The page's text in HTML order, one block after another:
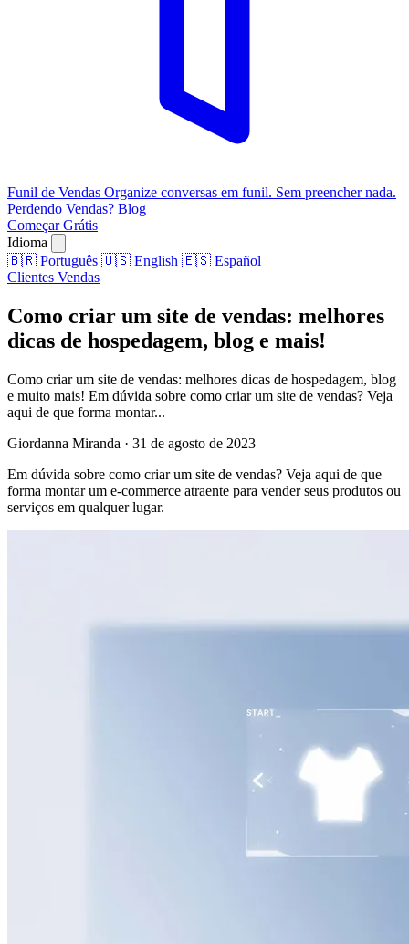
Funil de Vendas Organize conversas em funil. Sem preencher nada.
Perdendo Vendas? Blog
Começar Grátis
Idioma
🇧🇷 Português 🇺🇸 English 🇪🇸 Español
Clientes Vendas
Como criar um site de vendas: melhores
dicas de hospedagem, blog e mais!
Como criar um site de vendas: melhores dicas de hospedagem, blog
e muito mais! Em dúvida sobre como criar um site de vendas? Veja
aqui de que forma montar...
Giordanna Miranda · 31 de agosto de 2023
Em dúvida sobre como criar um site de vendas? Veja aqui de que
forma montar um e-commerce atraente para vender seus produtos ou
serviços em qualquer lugar.